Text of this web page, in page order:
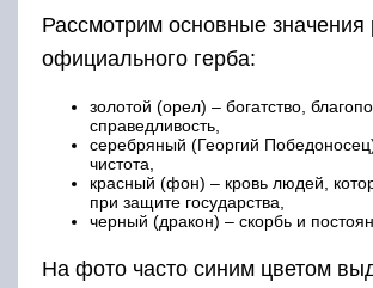
Рассмотрим основные значения
официального герба:
золотой (орел) – богатство,
справедливость,
серебряный (Георгий
чистота,
красный (фон) – кровь людей,
при защите государства,
черный (дракон) – скорбь и
На фото часто синим цветом